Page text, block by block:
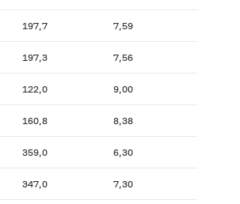
197,7 7,59
197,3 7,56
122,0 9,00
160,8 8,38
359,0 6,30
347,0 7,30